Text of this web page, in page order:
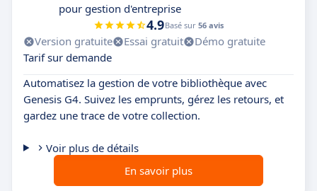
pour gestion d'entreprise
4.9Basé sur 56 avis
Version gratuite Essai gratuit
Démo gratuite
Tarif sur demande
Automatisez la gestion de votre bibliothèque avec
Genesis G4. Suivez les emprunts, gérez les retours, et
gardez une trace de votre collection.
Voir plus de détails
En savoir plus